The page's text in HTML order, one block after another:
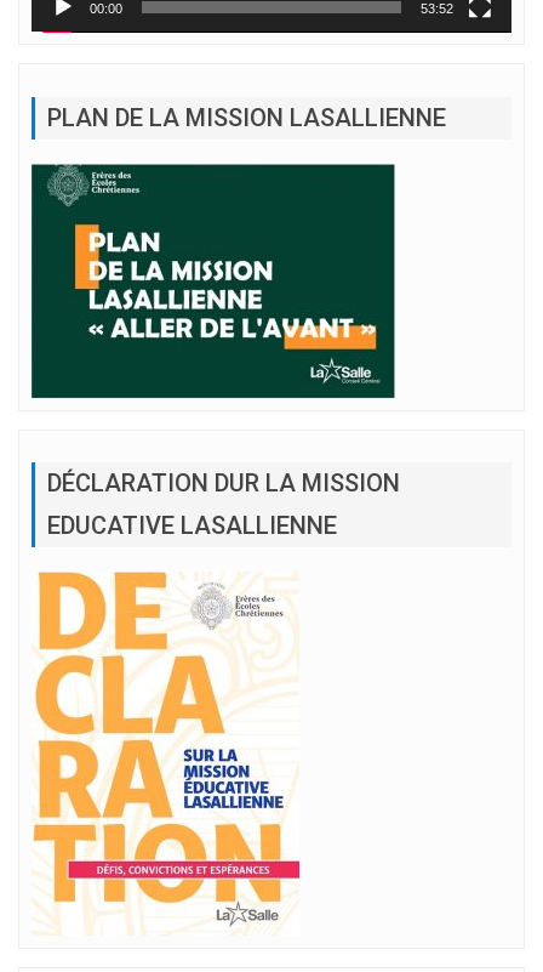
00:00 53:52
PLAN DE LA MISSION LASALLIENNE
DÉCLARATION DUR LA MISSION
EDUCATIVE LASALLIENNE